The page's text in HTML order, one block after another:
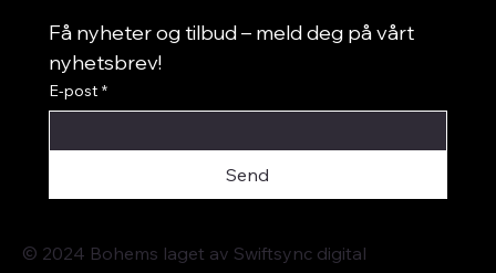
Få nyheter og tilbud – meld deg på vårt
nyhetsbrev!
E-post *
Send
© 2024 Bohems laget av Swiftsync digital